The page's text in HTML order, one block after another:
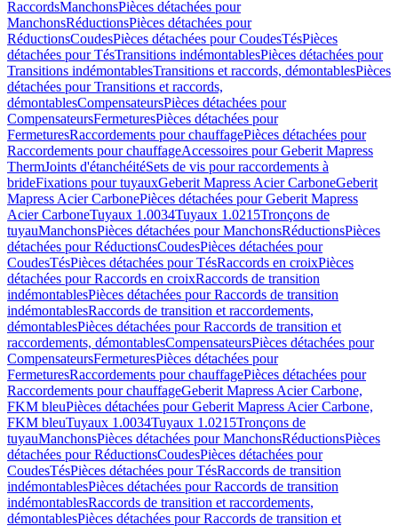
RaccordsManchonsPièces détachées pour
ManchonsRéductionsPièces détachées pour
RéductionsCoudesPièces détachées pour CoudesTésPièces
détachées pour TésTransitions indémontablesPièces détachées pour
Transitions indémontablesTransitions et raccords, démontablesPièces
détachées pour Transitions et raccords,
démontablesCompensateursPièces détachées pour
CompensateursFermeturesPièces détachées pour
FermeturesRaccordements pour chauffagePièces détachées pour
Raccordements pour chauffageAccessoires pour Geberit Mapress
ThermJoints d'étanchéitéSets de vis pour raccordements à
brideFixations pour tuyauxGeberit Mapress Acier CarboneGeberit
Mapress Acier CarbonePièces détachées pour Geberit Mapress
Acier CarboneTuyaux 1.0034Tuyaux 1.0215Tronçons de
tuyauManchonsPièces détachées pour ManchonsRéductionsPièces
détachées pour RéductionsCoudesPièces détachées pour
CoudesTésPièces détachées pour TésRaccords en croixPièces
détachées pour Raccords en croixRaccords de transition
indémontablesPièces détachées pour Raccords de transition
indémontablesRaccords de transition et raccordements,
démontablesPièces détachées pour Raccords de transition et
raccordements, démontablesCompensateursPièces détachées pour
CompensateursFermeturesPièces détachées pour
FermeturesRaccordements pour chauffagePièces détachées pour
Raccordements pour chauffageGeberit Mapress Acier Carbone,
FKM bleuPièces détachées pour Geberit Mapress Acier Carbone,
FKM bleuTuyaux 1.0034Tuyaux 1.0215Tronçons de
tuyauManchonsPièces détachées pour ManchonsRéductionsPièces
détachées pour RéductionsCoudesPièces détachées pour
CoudesTésPièces détachées pour TésRaccords de transition
indémontablesPièces détachées pour Raccords de transition
indémontablesRaccords de transition et raccordements,
démontablesPièces détachées pour Raccords de transition et